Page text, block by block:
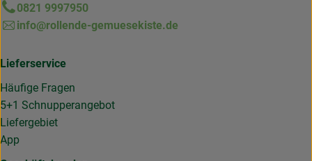
0821 9997950
info@rollende-gemuesekiste.de
Lieferservice
Häufige Fragen
5+1 Schnupperangebot
Liefergebiet
App